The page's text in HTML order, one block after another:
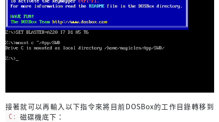
接著就可以再輸入以下指令來將目前DOSBox的工作目錄轉移到
C: 磁碟機底下：